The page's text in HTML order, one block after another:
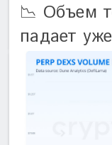
📉 Объем
падает